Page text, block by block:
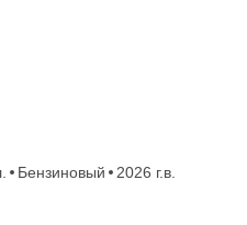
Бензиновый
2026 г.в.